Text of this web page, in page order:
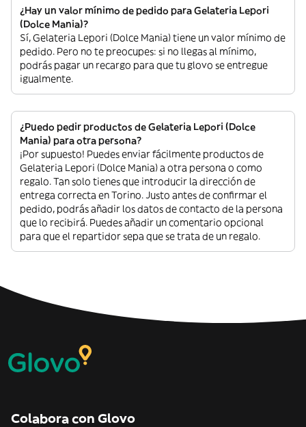
¿Hay un valor mínimo de pedido para Gelateria Lepori
(Dolce Mania)?
Sí, Gelateria Lepori (Dolce Mania) tiene un valor mínimo de
pedido. Pero no te preocupes: si no llegas al mínimo,
podrás pagar un recargo para que tu glovo se entregue
igualmente.
¿Puedo pedir productos de Gelateria Lepori (Dolce
Mania) para otra persona?
¡Por supuesto! Puedes enviar fácilmente productos de
Gelateria Lepori (Dolce Mania) a otra persona o como
regalo. Tan solo tienes que introducir la dirección de
entrega correcta en Torino. Justo antes de confirmar el
pedido, podrás añadir los datos de contacto de la persona
que lo recibirá. Puedes añadir un comentario opcional
para que el repartidor sepa que se trata de un regalo.
Colabora con Glovo